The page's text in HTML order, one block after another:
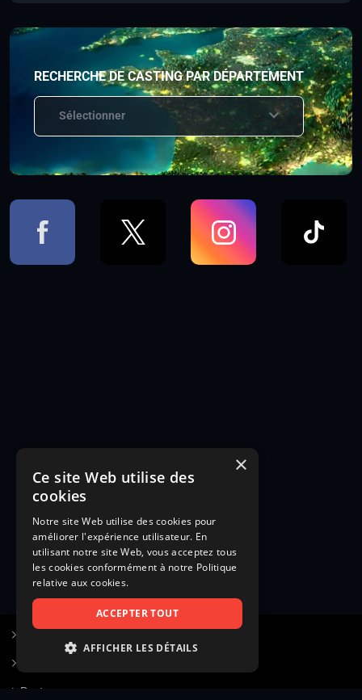
RECHERCHE DE CASTING PAR DÉPARTEMENT
Sélectionner
Poster une annonce
×
Ce site Web utilise des
cookies
Notre site Web utilise des cookies pour
améliorer l'expérience utilisateur. En
utilisant notre site Web, vous acceptez tous
les cookies conformément à notre Politique
relative aux cookies.
ACCEPTER TOUT
AFFICHER LES DÉTAILS